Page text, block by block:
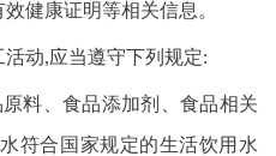
健康证明等相关信息。
动,应当遵守下列规定:
料、食品添加剂、食品相关
符合国家规定的生活饮用水